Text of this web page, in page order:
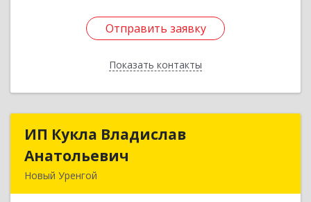
Отправить заявку
Показать контакты
Отправить заявку
Назад
ИП Кукла Владислав
Анатольевич
Новый Уренгой
ИП Кукла Владислав